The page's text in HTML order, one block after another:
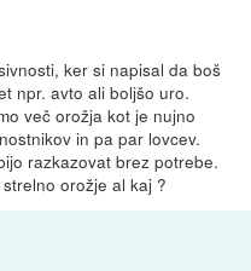
ker si napisal da boš
npr. avto ali boljšo uro.
več orožja kot je nujno
in pa par lovcev.
razkazovat brez potrebe.
orožje al kaj ?